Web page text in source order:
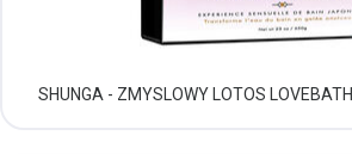
SHUNGA - ZMYSLOWY LOTOS LOVEBATH